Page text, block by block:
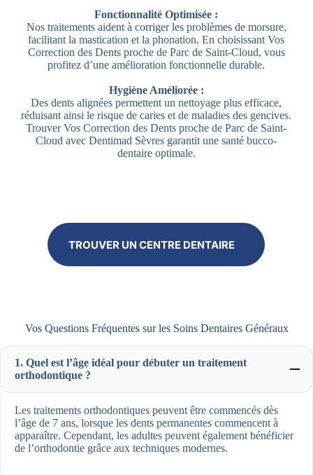
Fonctionnalité Optimisée :
Nos traitements aident à corriger les problèmes de morsure,
facilitant la mastication et la phonation. En choisissant Vos
Correction des Dents proche de Parc de Saint-Cloud, vous
profitez d’une amélioration fonctionnelle durable.
Hygiène Améliorée :
Des dents alignées permettent un nettoyage plus efficace,
réduisant ainsi le risque de caries et de maladies des gencives.
Trouver Vos Correction des Dents proche de Parc de Saint-
Cloud avec Dentimad Sèvres garantit une santé bucco-
dentaire optimale.
TROUVER UN CENTRE DENTAIRE
Vos Questions Fréquentes sur les Soins Dentaires Généraux
1. Quel est l’âge idéal pour débuter un traitement
orthodontique ?
Les traitements orthodontiques peuvent être commencés dès
l’âge de 7 ans, lorsque les dents permanentes commencent à
apparaître. Cependant, les adultes peuvent également bénéficier
de l’orthodontie grâce aux techniques modernes.